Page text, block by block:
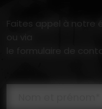
Faites appel à
ou via
le formulaire de